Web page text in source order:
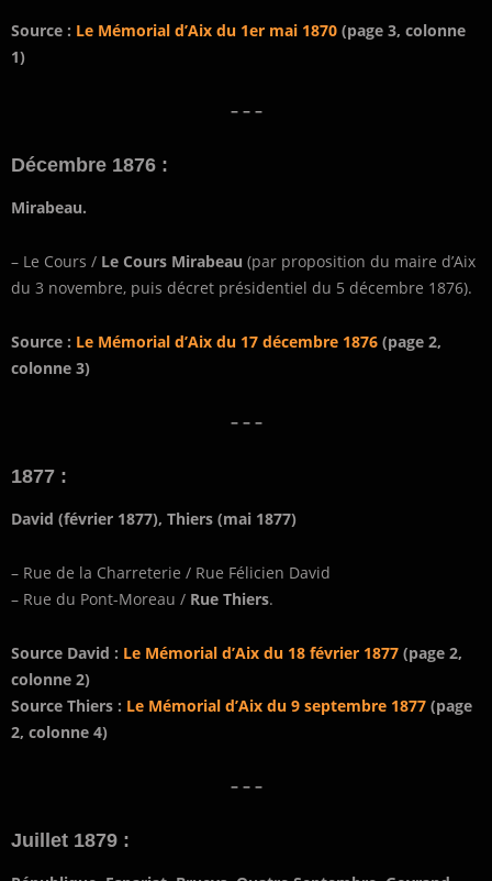
Source : Le Mémorial d’Aix du 1er mai 1870 (page 3, colonne
1)
– – –
Décembre 1876 :
Mirabeau.
– Le Cours / Le Cours Mirabeau (par proposition du maire d’Aix
du 3 novembre, puis décret présidentiel du 5 décembre 1876).
Source : Le Mémorial d’Aix du 17 décembre 1876 (page 2,
colonne 3)
– – –
1877 :
David (février 1877), Thiers (mai 1877)
– Rue de la Charreterie / Rue Félicien David
– Rue du Pont-Moreau / Rue Thiers.
Source David : Le Mémorial d’Aix du 18 février 1877 (page 2,
colonne 2)
Source Thiers : Le Mémorial d’Aix du 9 septembre 1877 (page
2, colonne 4)
– – –
Juillet 1879 :